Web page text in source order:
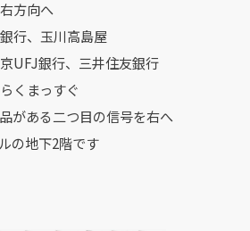
方向へ
行、玉川高島屋
UFJ銀行、三井住友銀行
くまっすぐ
がある二つ目の信号を右へ
の地下2階です